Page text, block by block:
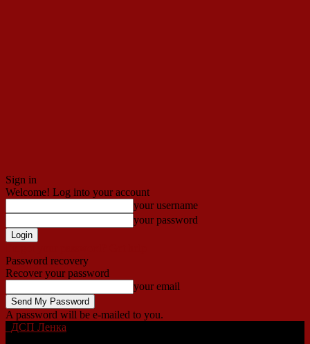
Sign in
Welcome! Log into your account
your username
your password
Password recovery
Recover your password
your email
A password will be e-mailed to you.
ДСП Ленка